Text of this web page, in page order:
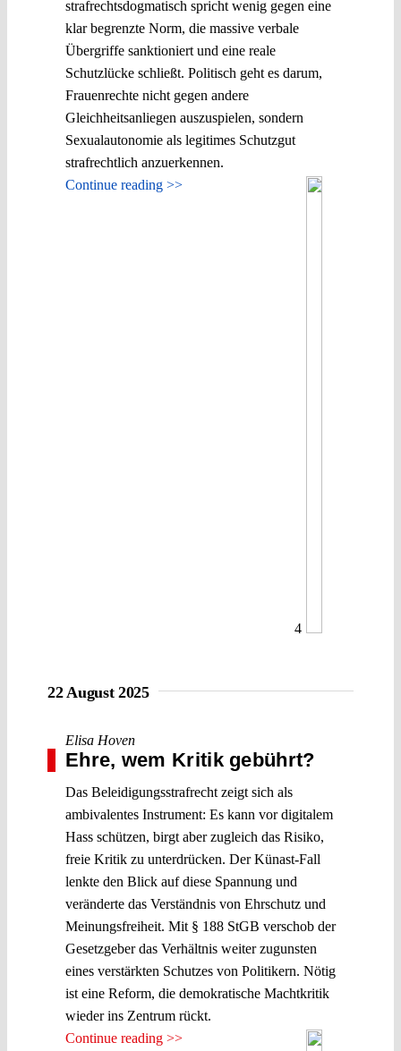
strafrechtsdogmatisch spricht wenig gegen eine
klar begrenzte Norm, die massive verbale
Übergriffe sanktioniert und eine reale
Schutzlücke schließt. Politisch geht es darum,
Frauenrechte nicht gegen andere
Gleichheitsanliegen auszuspielen, sondern
Sexualautonomie als legitimes Schutzgut
strafrechtlich anzuerkennen.
Continue reading >>
4
22 August 2025
Elisa Hoven
Ehre, wem Kritik gebührt?
Das Beleidigungsstrafrecht zeigt sich als
ambivalentes Instrument: Es kann vor digitalem
Hass schützen, birgt aber zugleich das Risiko,
freie Kritik zu unterdrücken. Der Künast-Fall
lenkte den Blick auf diese Spannung und
veränderte das Verständnis von Ehrschutz und
Meinungsfreiheit. Mit § 188 StGB verschob der
Gesetzgeber das Verhältnis weiter zugunsten
eines verstärkten Schutzes von Politikern. Nötig
ist eine Reform, die demokratische Machtkritik
wieder ins Zentrum rückt.
Continue reading >>